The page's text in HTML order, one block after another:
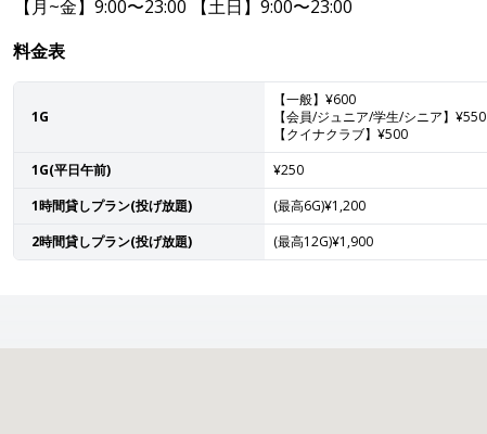
【月~金】9:00〜23:00 【土日】9:00〜23:00
料金表
1G
【一般】¥600
【会員/ジュニア/学生/シニア】¥550
【クイナクラブ】¥500
1G(平日午前)
¥250
1時間貸しプラン(投げ放題)
(最高6G)¥1,200
2時間貸しプラン(投げ放題)
(最高12G)¥1,900